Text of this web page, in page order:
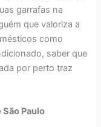
garrafas na
que valoriza a
como
saber que
por perto traz
Paulo